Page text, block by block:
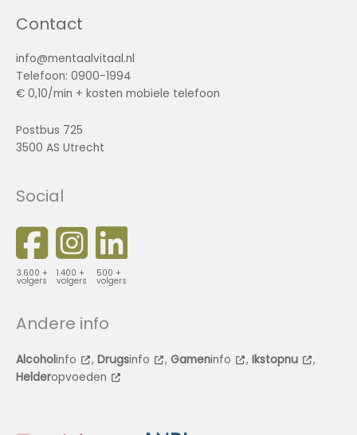
Contact
info@mentaalvitaal.nl
Telefoon: 0900-1994
€ 0,10/min + kosten mobiele telefoon
Postbus 725
3500 AS Utrecht
Social
3.600 +
volgers
1.400 +
volgers
500 +
volgers
Andere info
Alcoholinfo , Drugsinfo , Gameninfo , Ikstopnu
,
Helderopvoeden